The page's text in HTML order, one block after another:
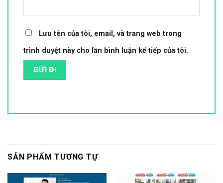
Lưu tên của tôi, email, và trang web trong
trình duyệt này cho lần bình luận kế tiếp của tôi.
SẢN PHẨM TƯƠNG TỰ